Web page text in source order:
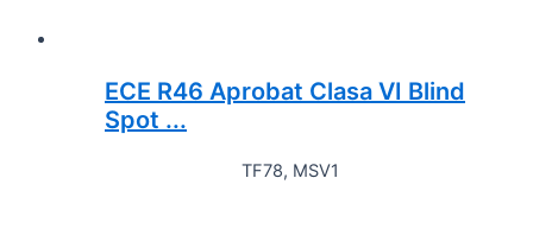
ECE R46 Aprobat Clasa VI Blind
Spot ...
TF78, MSV1